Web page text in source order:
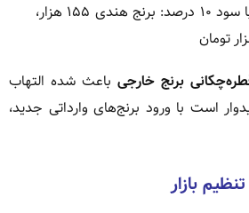
قیمت خرده‌فروشی با سود ۱۰ درصد: برنج هندی ۱۵۵ هزار،
برنج خارجی باعث شده التهاب
است با ورود برنج‌های وارداتی جدید،
بازار